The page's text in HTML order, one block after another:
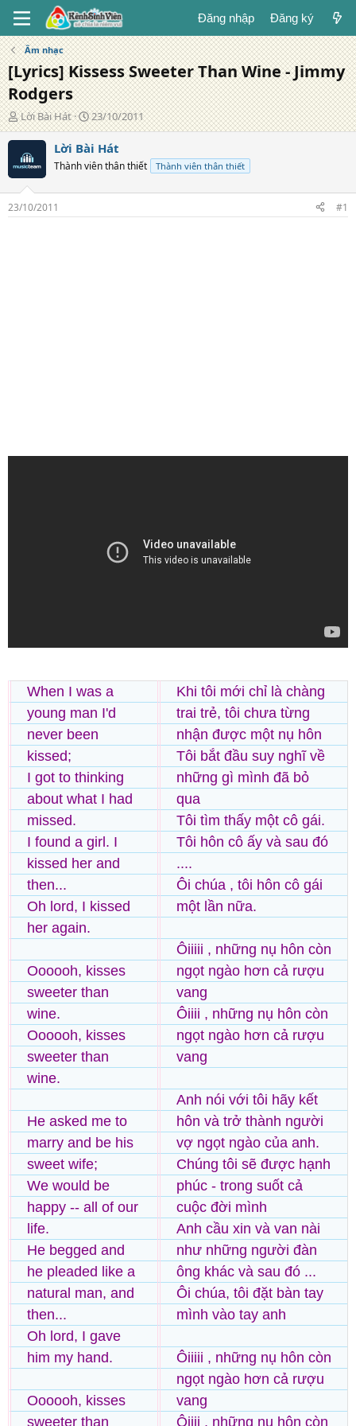
Đăng nhập Đăng ký
Âm nhạc
[Lyrics] Kissess Sweeter Than Wine - Jimmy
Rodgers
T
á
c
g
i
ả
Lời Bài Hát
N
g
à
y
đ
g
23/10/2011
Lời Bài Hát
Thành viên thân thiết Thành viên thân thiết
23/10/2011 #1
When I was a
young man I'd
never been
kissed;
I got to thinking
about what I had
missed.
I found a girl. I
kissed her and
then...
Oh lord, I kissed
her again.
Oooooh, kisses
sweeter than
wine.
Oooooh, kisses
sweeter than
wine.
He asked me to
marry and be his
sweet wife;
We would be
happy -- all of our
life.
He begged and
he pleaded like a
natural man, and
then...
Oh lord, I gave
him my hand.
Oooooh, kisses
sweeter than
Khi tôi mới chỉ là chàng
trai trẻ, tôi chưa từng
nhận được một nụ hôn
Tôi bắt đầu suy nghĩ về
những gì mình đã bỏ
qua
Tôi tìm thấy một cô gái.
Tôi hôn cô ấy và sau đó
....
Ôi chúa , tôi hôn cô gái
một lần nữa.
Ôiiiii , những nụ hôn còn
ngọt ngào hơn cả rượu
vang
Ôiiii , những nụ hôn còn
ngọt ngào hơn cả rượu
vang
Anh nói với tôi hãy kết
hôn và trở thành người
vợ ngọt ngào của anh.
Chúng tôi sẽ được hạnh
phúc - trong suốt cả
cuộc đời mình
Anh cầu xin và van nài
như những người đàn
ông khác và sau đó ...
Ôi chúa, tôi đặt bàn tay
mình vào tay anh
Ôiiiii , những nụ hôn còn
ngọt ngào hơn cả rượu
vang
Ôiiii , những nụ hôn còn